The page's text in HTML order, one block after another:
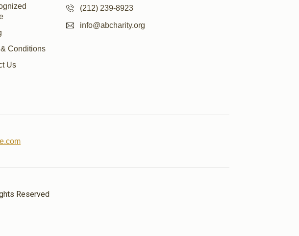
Conditions
Us
(212) 239-8923
info@abcharity.org
Reserved